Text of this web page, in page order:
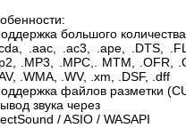
большого
.aac, .ac3, .ape, .DTS,
.MP3, .MPC,. МТМ, .OFR,
.WMA, .WV, .xm, .DSF, .dff
файлов разметки
звука через
/ ASIO / WASAPI